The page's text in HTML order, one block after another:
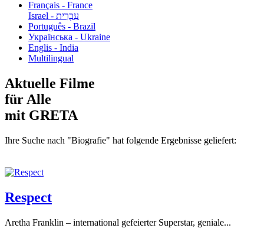
Français - France
עִבְרִית - Israel
Português - Brazil
Українська - Ukraine
Englis - India
Multilingual
Aktuelle Filme
für Alle
mit GRETA
Ihre Suche nach "Biografie" hat folgende Ergebnisse geliefert:
Respect
Aretha Franklin – international gefeierter Superstar, geniale...